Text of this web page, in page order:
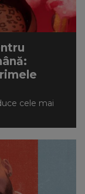
cele mai